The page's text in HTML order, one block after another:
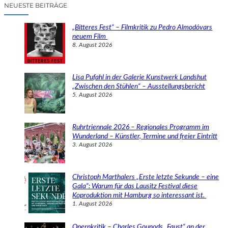
NEUESTE BEITRÄGE
„Bitteres Fest“ – Filmkritik zu Pedro Almodóvars
neuem Film
8. August 2026
Lisa Pufahl in der Galerie Kunstwerk Landshut
„Zwischen den Stühlen“ – Ausstellungsbericht
5. August 2026
Ruhrtriennale 2026 – Regionales Programm im
Wunderland – Künstler, Termine und freier Eintritt
3. August 2026
Christoph Marthalers „Erste letzte Sekunde – eine
Gala“: Warum für das Lausitz Festival diese
Koproduktion mit Hamburg so interessant ist.
1. August 2026